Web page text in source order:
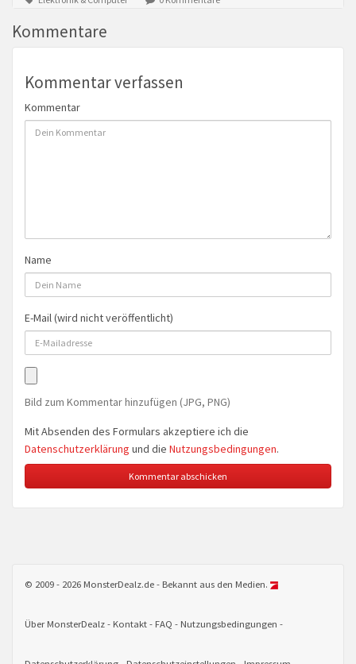
Kommentare
Kommentar verfassen
Kommentar
Name
E-Mail (wird nicht veröffentlicht)
Bild zum Kommentar hinzufügen (JPG, PNG)
Mit Absenden des Formulars akzeptiere ich die
Datenschutzerklärung und die Nutzungsbedingungen.
© 2009 - 2026 MonsterDealz.de - Bekannt aus den Medien.
Über MonsterDealz Kontakt FAQ Nutzungsbedingungen